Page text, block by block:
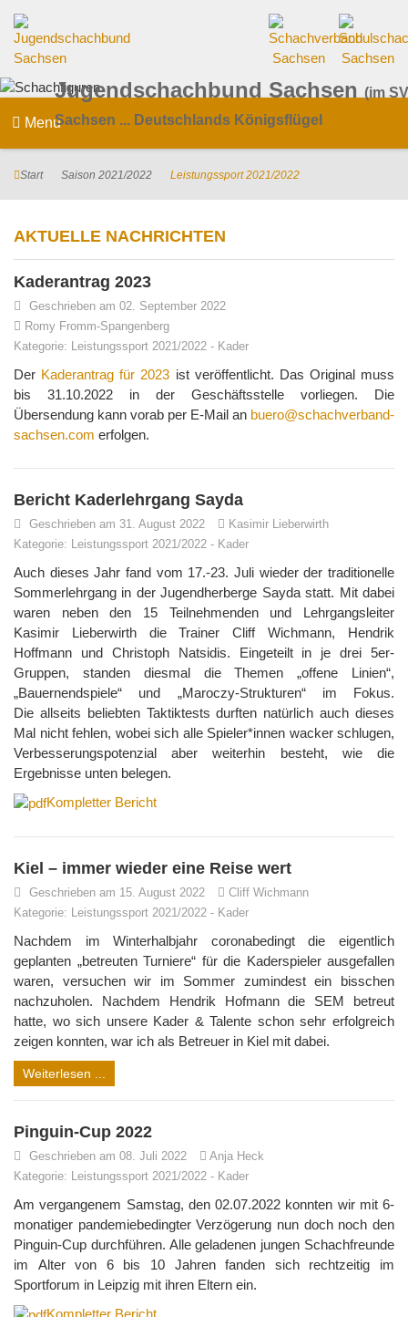
Jugendschachbund Sachsen (im
Sachsen ... Deutschlands Königsflügel
Menu
Start Saison 2021/2022 Leistungssport 2021/2022
AKTUELLE NACHRICHTEN
Kaderantrag 2023
Geschrieben am 02. September 2022
Romy Fromm-Spangenberg
Kategorie: Leistungssport 2021/2022 - Kader
Der Kaderantrag für 2023 ist veröffentlicht. Das Original muss
bis 31.10.2022 in der Geschäftsstelle vorliegen. Die
Übersendung kann vorab per E-Mail an buero@schachverband-
sachsen.com erfolgen.
Bericht Kaderlehrgang Sayda
Geschrieben am 31. August 2022
Kasimir Lieberwirth
Kategorie: Leistungssport 2021/2022 - Kader
Auch dieses Jahr fand vom 17.-23. Juli wieder der traditionelle
Sommerlehrgang in der Jugendherberge Sayda statt. Mit dabei
waren neben den 15 Teilnehmenden und Lehrgangsleiter
Kasimir Lieberwirth die Trainer Cliff Wichmann, Hendrik
Hoffmann und Christoph Natsidis. Eingeteilt in je drei 5er-
Gruppen, standen diesmal die Themen „offene Linien“,
„Bauernendspiele“ und „Maroczy-Strukturen“ im Fokus.
Die allseits beliebten Taktiktests durften natürlich auch dieses
Mal nicht fehlen, wobei sich alle Spieler*innen wacker schlugen,
Verbesserungspotenzial aber weiterhin besteht, wie die
Ergebnisse unten belegen.
Kompletter Bericht
Kiel – immer wieder eine Reise wert
Geschrieben am 15. August 2022
Cliff Wichmann
Kategorie: Leistungssport 2021/2022 - Kader
Nachdem im Winterhalbjahr coronabedingt die eigentlich
geplanten „betreuten Turniere“ für die Kaderspieler ausgefallen
waren, versuchen wir im Sommer zumindest ein bisschen
nachzuholen. Nachdem Hendrik Hofmann die SEM betreut
hatte, wo sich unsere Kader & Talente schon sehr erfolgreich
zeigen konnten, war ich als Betreuer in Kiel mit dabei.
Weiterlesen ...
Pinguin-Cup 2022
Geschrieben am 08. Juli 2022
Anja Heck
Kategorie: Leistungssport 2021/2022 - Kader
Am vergangenem Samstag, den 02.07.2022 konnten wir mit 6-
monatiger pandemiebedingter Verzögerung nun doch noch den
Pinguin-Cup durchführen. Alle geladenen jungen Schachfreunde
im Alter von 6 bis 10 Jahren fanden sich rechtzeitig im
Sportforum in Leipzig mit ihren Eltern ein.
Kompletter Bericht